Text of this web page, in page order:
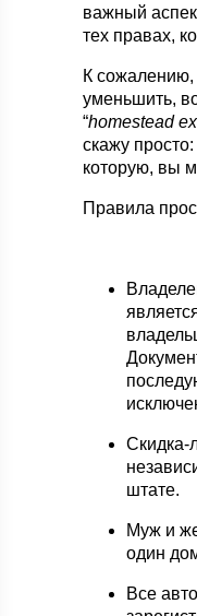
важный
тех правах,
К сожалению,
уменьшить,
“homestead
скажу
которую, вы
Правила
Скидка-
штате.
Муж и
один
Все